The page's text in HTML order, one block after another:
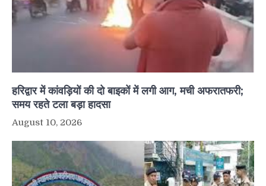
हरिद्वार में कांवड़ियों की दो बाइकों में लगी आग, मची अफरातफरी;
समय रहते टला बड़ा हादसा
August 10, 2026